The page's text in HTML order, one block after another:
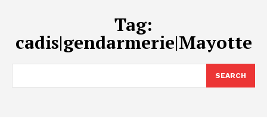
Tag:
cadis|gendarmerie|Mayotte
SEARCH